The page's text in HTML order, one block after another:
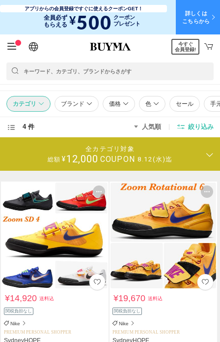
アプリからの会員登録ですぐに使えるクーポンGET！
全員必ず
もらえる ¥500 クーポン
プレゼント
詳しくは
こちらから
日本語
English
简体中文
繁體中文
今すぐ
会員登録!
カテゴリ ブランド 価格 色 セール 手
4 件 人気順 絞り込み
全カテゴリ対象
総額 ¥12,000 COUPON 8.12(水)迄
¥14,920送料込
関税負担なし
Nike
PREMIUM PERSONAL SHOPPER
SydneyHOPE
¥19,670送料込
関税負担なし
Nike
PREMIUM PERSONAL SHOPPER
SydneyHOPE